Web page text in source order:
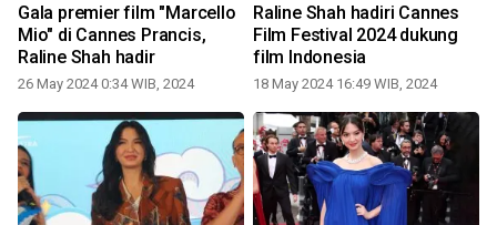
Gala premier film "Marcello
Mio" di Cannes Prancis,
Raline Shah hadir
26 May 2024 0:34 WIB, 2024
Raline Shah hadiri Cannes
Film Festival 2024 dukung
film Indonesia
18 May 2024 16:49 WIB, 2024